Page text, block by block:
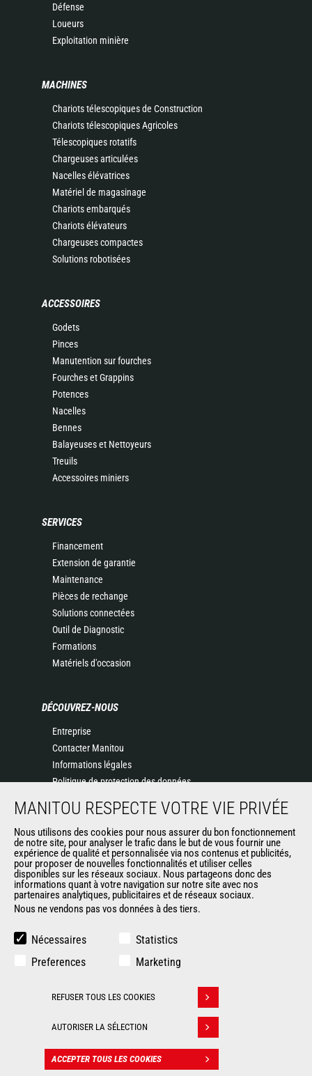
Défense
Loueurs
Exploitation minière
MACHINES
Chariots télescopiques de Construction
Chariots télescopiques Agricoles
Télescopiques rotatifs
Chargeuses articulées
Nacelles élévatrices
Matériel de magasinage
Chariots embarqués
Chariots élévateurs
Chargeuses compactes
Solutions robotisées
ACCESSOIRES
Godets
Pinces
Manutention sur fourches
Fourches et Grappins
Potences
Nacelles
Bennes
Balayeuses et Nettoyeurs
Treuils
Accessoires miniers
SERVICES
Financement
Extension de garantie
Maintenance
Pièces de rechange
Solutions connectées
Outil de Diagnostic
Formations
Matériels d'occasion
DÉCOUVREZ-NOUS
Entreprise
Contacter Manitou
Informations légales
Politique de protection des données
Actualités
Historique
CGV Manitou BF
AUTRES SITES DU GROUPE
Manitou Group
Carrières
RMI Manitou
Gehl
© 2026
Manitou.com
Informations
légales
Politique de protection
des données
CONTACT
MANITOU RESPECTE VOTRE VIE PRIVÉE
Nous utilisons des cookies pour nous assurer du bon fonctionnement
de notre site, pour analyser le trafic dans le but de vous fournir une
expérience de qualité et personnalisée via nos contenus et publicités,
pour proposer de nouvelles fonctionnalités et utiliser celles
disponibles sur les réseaux sociaux. Nous partageons donc des
informations quant à votre navigation sur notre site avec nos
partenaires analytiques, publicitaires et de réseaux sociaux.
Nous ne vendons pas vos données à des tiers.
Nécessaires
Statistics
Preferences
Marketing
REFUSER TOUS LES COOKIES
AUTORISER LA SÉLECTION
ACCEPTER TOUS LES COOKIES